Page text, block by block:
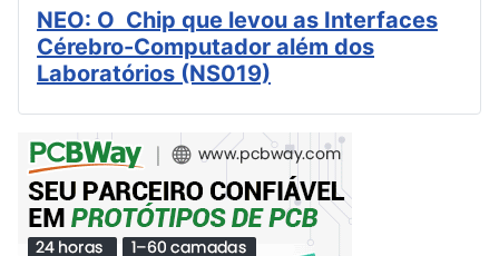
NEO: O Chip que levou as Interfaces
Cérebro-Computador além dos
Laboratórios (NS019)